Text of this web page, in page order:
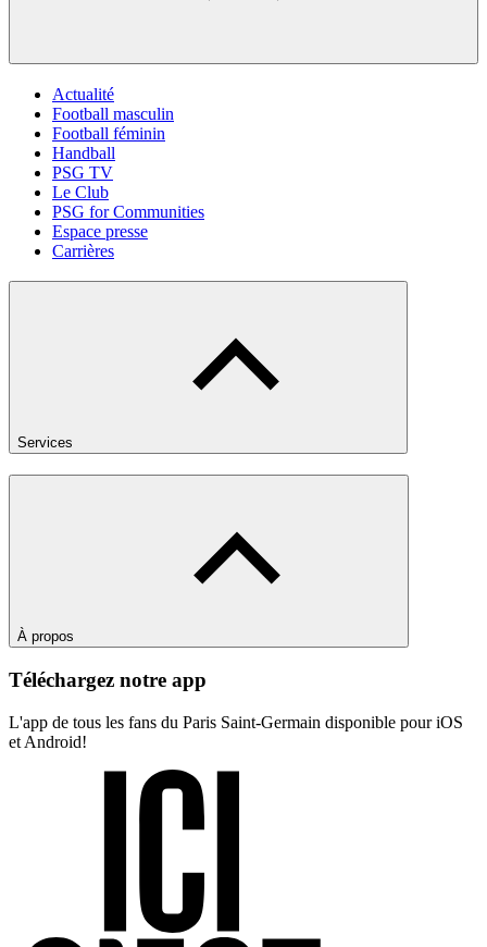
Actualité
Football masculin
Football féminin
Handball
PSG TV
Le Club
PSG for Communities
Espace presse
Carrières
Services
À propos
Téléchargez notre app
L'app de tous les fans du Paris Saint-Germain disponible pour iOS
et Android!